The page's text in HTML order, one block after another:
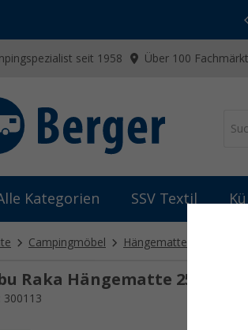
seit 1958 Über 100
Kategorien SSV Textil
Campingmöbel Hängematten
Raka Hängematte 255 cm
300113